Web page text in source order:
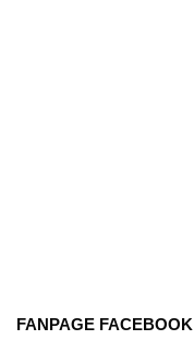
FANPAGE FACEBOOK